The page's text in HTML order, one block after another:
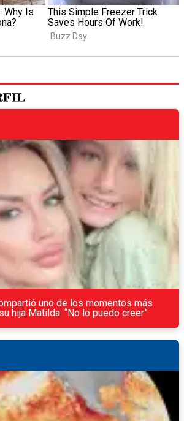
uno de los momentos más
hija Matilda: “No lo puedo creer”